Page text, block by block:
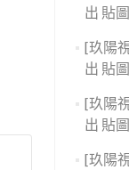
出 貼
[玖陽
出 貼
[玖陽
出 貼
[玖陽